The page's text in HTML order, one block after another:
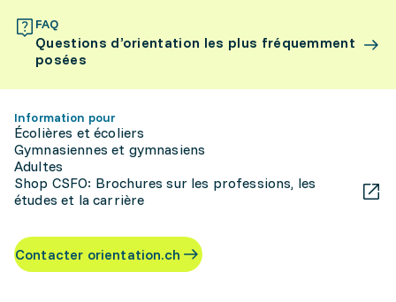
FAQ
Questions d’orientation les plus fréquemment
posées
Information pour
Écolières et écoliers
Gymnasiennes et gymnasiens
Adultes
Shop CSFO: Brochures sur les professions, les
études et la carrière
Contacter orientation.ch